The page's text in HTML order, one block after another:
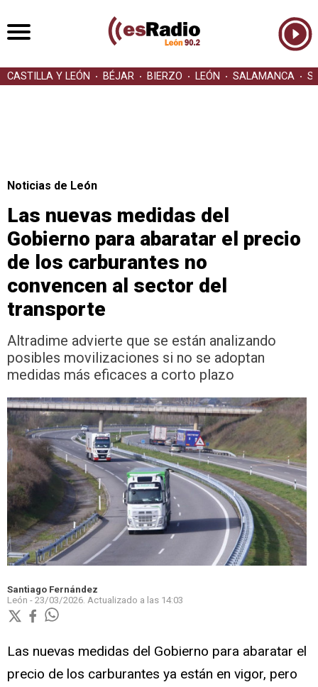
CASTILLA Y LEÓN BÉJAR BIERZO LEÓN SALAMANCA
Noticias de León
Las nuevas medidas del
Gobierno para abaratar el precio
de los carburantes no
convencen al sector del
transporte
Altradime advierte que se están analizando
posibles movilizaciones si no se adoptan
medidas más eficaces a corto plazo
Santiago Fernández
León - 23/03/2026. Actualizado a las 14:03
Las nuevas medidas del Gobierno para abaratar el
precio de los carburantes ya están en vigor, pero